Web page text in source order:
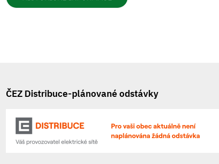
ČEZ Distribuce-plánované odstávky